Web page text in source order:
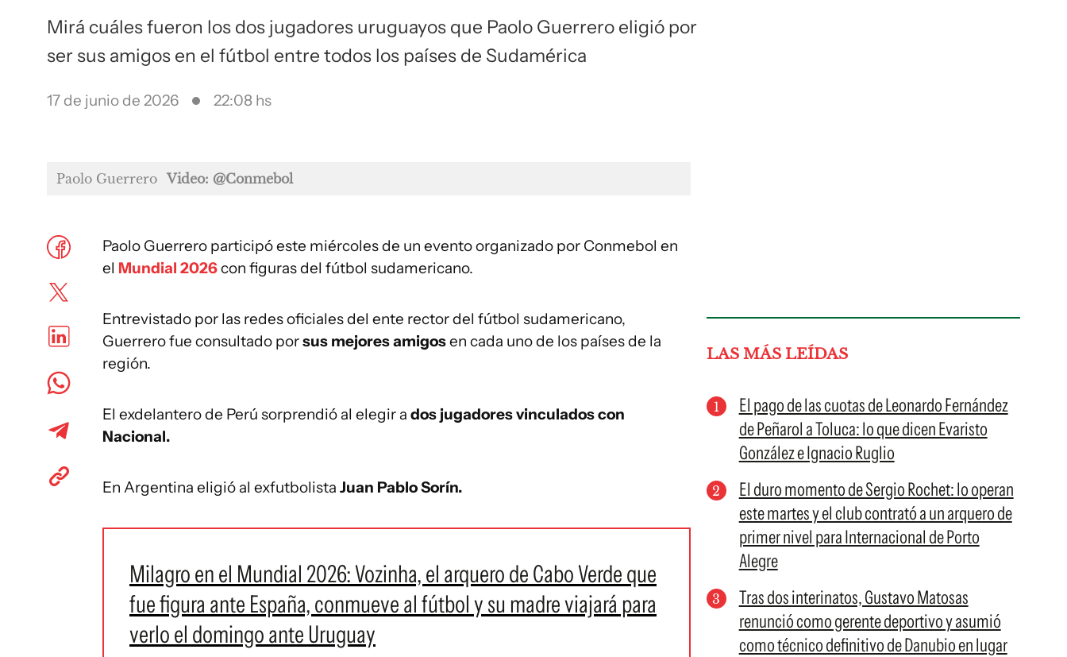
Mirá cuáles fueron los dos jugadores uruguayos que Paolo Guerrero eligió por
ser sus amigos en el fútbol entre todos los países de Sudamérica
17 de junio de 2026 22:08 hs
Paolo Guerrero Video: @Conmebol
Paolo Guerrero participó este miércoles de un evento organizado por Conmebol en
el Mundial 2026con figuras del fútbol sudamericano.
Entrevistado por las redes oficiales del ente rector del fútbol sudamericano,
Guerrero fue consultado porsus mejores amigosen cada uno de los países de la
región.
El exdelantero de Perú sorprendió al elegir a dos jugadores vinculados con
Nacional.
En Argentina eligió al exfutbolista Juan Pablo Sorín.
Milagro en el Mundial 2026: Vozinha, el arquero de Cabo Verde que
fue figura ante España, conmueve al fútbol y su madre viajará para
verlo el domingo ante Uruguay
LAS MÁS LEÍDAS
El pago de las cuotas de Leonardo Fernández
de Peñarol a Toluca: lo que dicen Evaristo
González e Ignacio Ruglio
El duro momento de Sergio Rochet: lo operan
este martes y el club contrató a un arquero de
primer nivel para Internacional de Porto
Alegre
Tras dos interinatos, Gustavo Matosas
renunció como gerente deportivo y asumió
como técnico definitivo de Danubio en lugar